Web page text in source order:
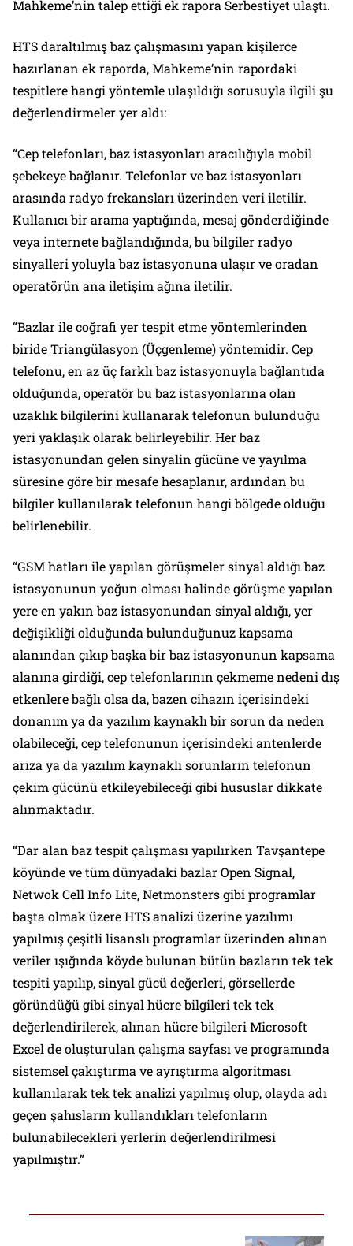
Mahkeme’nin talep ettiği ek rapora Serbestiyet ulaştı.
HTS daraltılmış baz çalışmasını yapan kişilerce
hazırlanan ek raporda, Mahkeme’nin rapordaki
tespitlere hangi yöntemle ulaşıldığı sorusuyla ilgili şu
değerlendirmeler yer aldı:
“Cep telefonları, baz istasyonları aracılığıyla mobil
şebekeye bağlanır. Telefonlar ve baz istasyonları
arasında radyo frekansları üzerinden veri iletilir.
Kullanıcı bir arama yaptığında, mesaj gönderdiğinde
veya internete bağlandığında, bu bilgiler radyo
sinyalleri yoluyla baz istasyonuna ulaşır ve oradan
operatörün ana iletişim ağına iletilir.
“Bazlar ile coğrafi yer tespit etme yöntemlerinden
biride Triangülasyon (Üçgenleme) yöntemidir. Cep
telefonu, en az üç farklı baz istasyonuyla bağlantıda
olduğunda, operatör bu baz istasyonlarına olan
uzaklık bilgilerini kullanarak telefonun bulunduğu
yeri yaklaşık olarak belirleyebilir. Her baz
istasyonundan gelen sinyalin gücüne ve yayılma
süresine göre bir mesafe hesaplanır, ardından bu
bilgiler kullanılarak telefonun hangi bölgede olduğu
belirlenebilir.
“GSM hatları ile yapılan görüşmeler sinyal aldığı baz
istasyonunun yoğun olması halinde görüşme yapılan
yere en yakın baz istasyonundan sinyal aldığı, yer
değişikliği olduğunda bulunduğunuz kapsama
alanından çıkıp başka bir baz istasyonunun kapsama
alanına girdiği, cep telefonlarının çekmeme nedeni dış
etkenlere bağlı olsa da, bazen cihazın içerisindeki
donanım ya da yazılım kaynaklı bir sorun da neden
olabileceği, cep telefonunun içerisindeki antenlerde
arıza ya da yazılım kaynaklı sorunların telefonun
çekim gücünü etkileyebileceği gibi hususlar dikkate
alınmaktadır.
“Dar alan baz tespit çalışması yapılırken Tavşantepe
köyünde ve tüm dünyadaki bazlar Open Signal,
Netwok Cell Info Lite, Netmonsters gibi programlar
başta olmak üzere HTS analizi üzerine yazılımı
yapılmış çeşitli lisanslı programlar üzerinden alınan
veriler ışığında köyde bulunan bütün bazların tek tek
tespiti yapılıp, sinyal gücü değerleri, görsellerde
göründüğü gibi sinyal hücre bilgileri tek tek
değerlendirilerek, alınan hücre bilgileri Microsoft
Excel de oluşturulan çalışma sayfası ve programında
sistemsel çakıştırma ve ayrıştırma algoritması
kullanılarak tek tek analizi yapılmış olup, olayda adı
geçen şahısların kullandıkları telefonların
bulunabilecekleri yerlerin değerlendirilmesi
yapılmıştır.”